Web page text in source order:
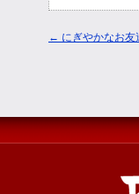
← にぎやかなお